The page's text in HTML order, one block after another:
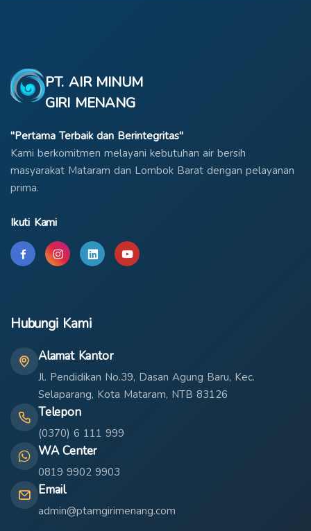
PT. AIR MINUM
GIRI MENANG
"Pertama Terbaik dan Berintegritas"
Kami berkomitmen melayani kebutuhan air bersih
masyarakat Mataram dan Lombok Barat dengan pelayanan
prima.
Ikuti Kami
Hubungi Kami
Alamat Kantor
Jl. Pendidikan No.39, Dasan Agung Baru, Kec.
Selaparang, Kota Mataram, NTB 83126
Telepon
(0370) 6 111 999
WA Center
0819 9902 9903
Email
admin@ptamgirimenang.com